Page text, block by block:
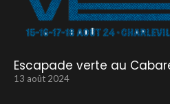
Escapade verte au
13 août 2024